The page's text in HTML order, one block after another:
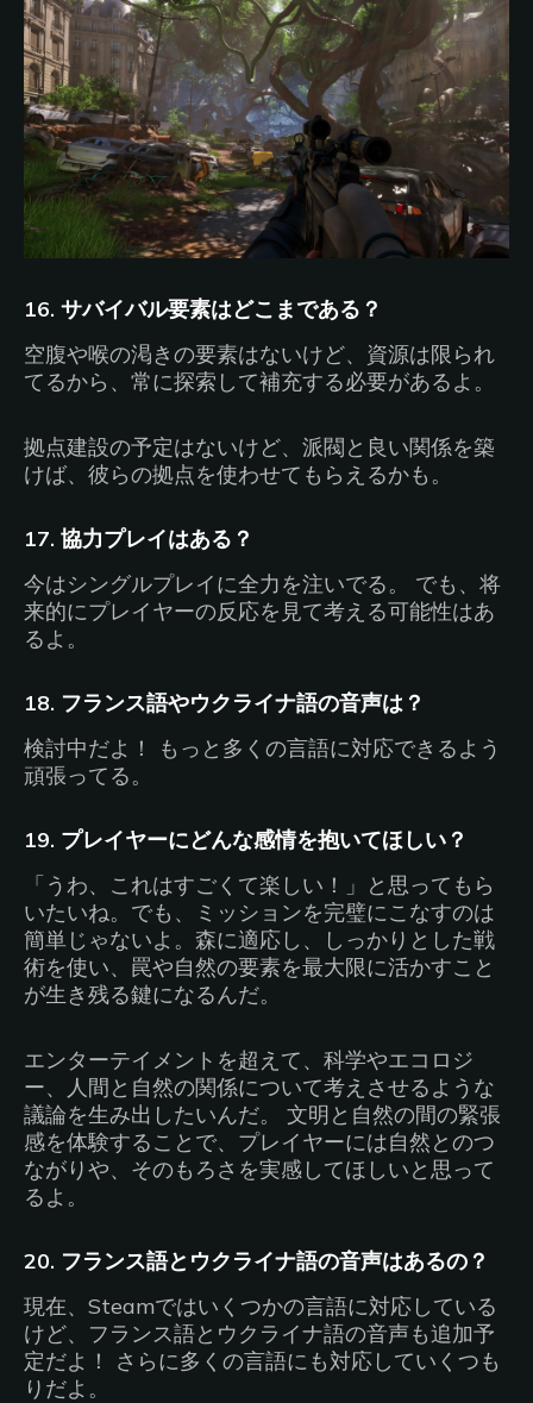
16. サバイバル要素はどこまである？
空腹や喉の渇きの要素はないけど、資源は限られ
てるから、常に探索して補充する必要があるよ。
拠点建設の予定はないけど、派閥と良い関係を築
けば、彼らの拠点を使わせてもらえるかも。
17. 協力プレイはある？
今はシングルプレイに全力を注いでる。 でも、将
来的にプレイヤーの反応を見て考える可能性はあ
るよ。
18. フランス語やウクライナ語の音声は？
検討中だよ！ もっと多くの言語に対応できるよう
頑張ってる。
19. プレイヤーにどんな感情を抱いてほしい？
「うわ、これはすごくて楽しい！」と思ってもら
いたいね。でも、ミッションを完璧にこなすのは
簡単じゃないよ。森に適応し、しっかりとした戦
術を使い、罠や自然の要素を最大限に活かすこと
が生き残る鍵になるんだ。
エンターテイメントを超えて、科学やエコロジ
ー、人間と自然の関係について考えさせるような
議論を生み出したいんだ。 文明と自然の間の緊張
感を体験することで、プレイヤーには自然とのつ
ながりや、そのもろさを実感してほしいと思って
るよ。
20. フランス語とウクライナ語の音声はあるの？
現在、Steamではいくつかの言語に対応している
けど、フランス語とウクライナ語の音声も追加予
定だよ！ さらに多くの言語にも対応していくつも
りだよ。